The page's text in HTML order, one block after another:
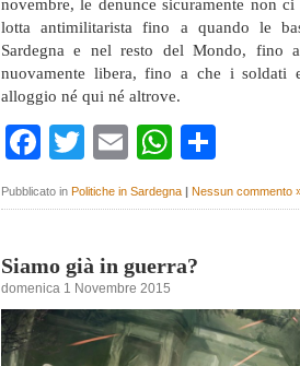
novembre, le denunce sicuramente non
lotta antimilitarista fino a quando le
Sardegna e nel resto del Mondo, fino
nuovamente libera, fino a che i soldati
alloggio né qui né altrove.
Facebook
TwitterEmailWhatsApp
Pubblicato in Politiche in Sardegna | Nessun commento
Siamo già in guerra?
domenica 1 Novembre 2015